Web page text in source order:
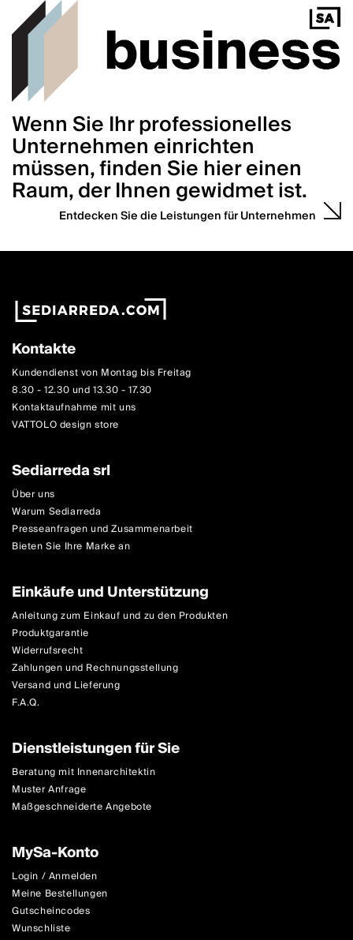
Wenn Sie Ihr professionelles
Unternehmen einrichten
müssen, finden Sie hier einen
Raum, der Ihnen gewidmet ist.
Entdecken Sie die Leistungen für Unternehmen
Kontakte
Kundendienst von Montag bis Freitag
8.30 - 12.30 und 13.30 - 17.30
Kontaktaufnahme mit uns
VATTOLO design store
Sediarreda srl
Über uns
Warum Sediarreda
Presseanfragen und Zusammenarbeit
Bieten Sie Ihre Marke an
Einkäufe und Unterstützung
Anleitung zum Einkauf und zu den Produkten
Produktgarantie
Widerrufsrecht
Zahlungen und Rechnungsstellung
Versand und Lieferung
F.A.Q.
Dienstleistungen für Sie
Beratung mit Innenarchitektin
Muster Anfrage
Maßgeschneiderte Angebote
MySa-Konto
Login / Anmelden
Meine Bestellungen
Gutscheincodes
Wunschliste